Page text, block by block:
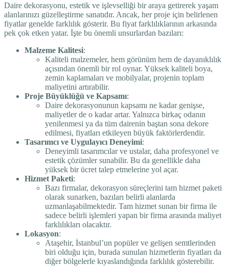
Daire dekorasyonu, estetik ve işlevselliği bir araya getirerek yaşam
alanlarınızı güzelleştirme sanatıdır. Ancak, her proje için belirlenen
fiyatlar genelde farklılık gösterir. Bu fiyat farklılıklarının arkasında
pek çok etken yatar. İşte bu önemli unsurlardan bazıları:
Malzeme Kalitesi:
Kaliteli malzemeler, hem görünüm hem de dayanıklılık
açısından önemli bir rol oynar. Yüksek kaliteli boya,
zemin kaplamaları ve mobilyalar, projenin toplam
maliyetini artırabilir.
Proje Büyüklüğü ve Kapsamı:
Daire dekorasyonunun kapsamı ne kadar genişse,
maliyetler de o kadar artar. Yalnızca birkaç odanın
yenilenmesi ya da tüm dairenin baştan sona dekore
edilmesi, fiyatları etkileyen büyük faktörlerdendir.
Tasarımcı ve Uygulayıcı Deneyimi:
Deneyimli tasarımcılar ve ustalar, daha profesyonel ve
estetik çözümler sunabilir. Bu da genellikle daha
yüksek bir ücret talep etmelerine yol açar.
Hizmet Paketi:
Bazı firmalar, dekorasyon süreçlerini tam hizmet paketi
olarak sunarken, bazıları belirli alanlarda
uzmanlaşabilmektedir. Tam hizmet sunan bir firma ile
sadece belirli işlemleri yapan bir firma arasında maliyet
farklılıkları olacaktır.
Lokasyon:
Ataşehir, İstanbul’un popüler ve gelişen semtlerinden
biri olduğu için, burada sunulan hizmetlerin fiyatları da
diğer bölgelerle kıyaslandığında farklılık gösterebilir.